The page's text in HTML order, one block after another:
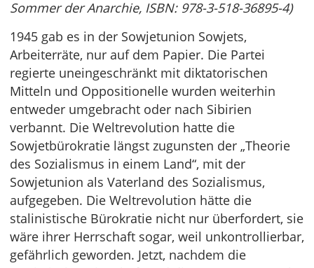
Sommer der Anarchie, ISBN: 978-3-518-36895-4)
1945 gab es in der Sowjetunion Sowjets,
Arbeiterräte, nur auf dem Papier. Die Partei
regierte uneingeschränkt mit diktatorischen
Mitteln und Oppositionelle wurden weiterhin
entweder umgebracht oder nach Sibirien
verbannt. Die Weltrevolution hatte die
Sowjetbürokratie längst zugunsten der „Theorie
des Sozialismus in einem Land“, mit der
Sowjetunion als Vaterland des Sozialismus,
aufgegeben. Die Weltrevolution hätte die
stalinistische Bürokratie nicht nur überfordert, sie
wäre ihrer Herrschaft sogar, weil unkontrollierbar,
gefährlich geworden. Jetzt, nachdem die